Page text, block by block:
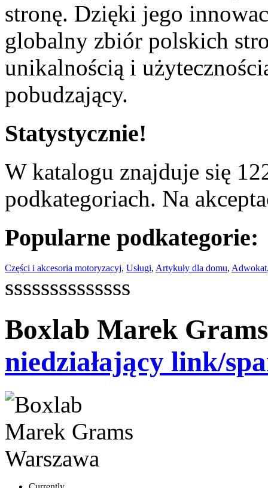
stronę. Dzięki jego
globalny zbiór polskich
unikalnością i
pobudzający.
Statystycznie!
W katalogu znajduje się
podkategoriach. Na
Popularne podkategorie:
Części i akcesoria motoryzacyj, Usługi, Artykuły dla domu, Adwokat
ssssssssssssss
Boxlab Marek
niedziałający link/